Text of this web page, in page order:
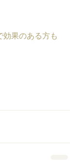
果のある方も